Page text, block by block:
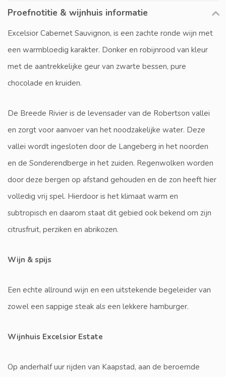
Proefnotitie & wijnhuis informatie
Excelsior Cabernet Sauvignon, is een zachte ronde wijn met
een warmbloedig karakter. Donker en robijnrood van kleur
met de aantrekkelijke geur van zwarte bessen, pure
chocolade en kruiden.
De Breede Rivier is de levensader van de Robertson vallei
en zorgt voor aanvoer van het noodzakelijke water. Deze
vallei wordt ingesloten door de Langeberg in het noorden
en de Sonderendberge in het zuiden. Regenwolken worden
door deze bergen op afstand gehouden en de zon heeft hier
volledig vrij spel. Hierdoor is het klimaat warm en
subtropisch en daarom staat dit gebied ook bekend om zijn
citrusfruit, perziken en abrikozen.
Wijn & spijs
Een echte allround wijn en een uitstekende begeleider van
zowel een sappige steak als een lekkere hamburger.
Wijnhuis Excelsior Estate
Op anderhalf uur rijden van Kaapstad, aan de beroemde